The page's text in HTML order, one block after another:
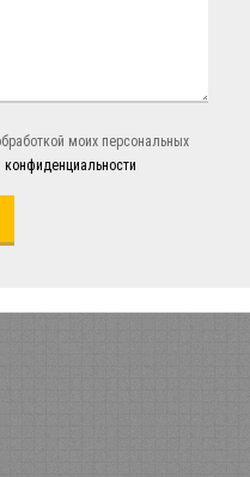
моих персональных
конфиденциальности